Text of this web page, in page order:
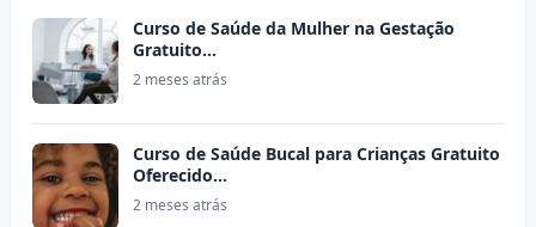
Curso de Saúde da Mulher na Gestação
Gratuito…
2 meses atrás
Curso de Saúde Bucal para Crianças Gratuito
Oferecido…
2 meses atrás